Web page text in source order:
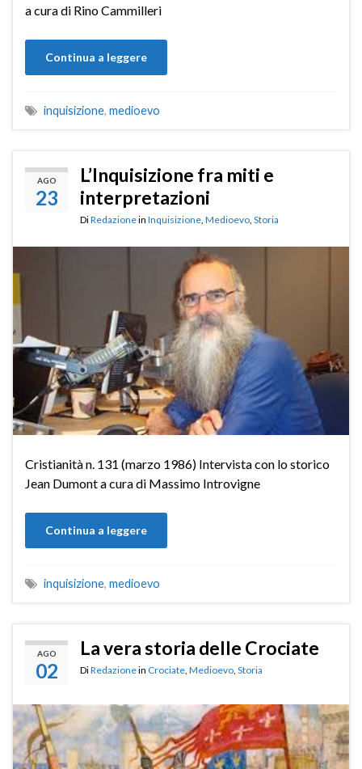
a cura di Rino Cammilleri
Continua a leggere
inquisizione, medioevo
AGO
23
L’Inquisizione fra miti e
interpretazioni
DiRedazionein Inquisizione, Medioevo, Storia
Cristianità n. 131 (marzo 1986) Intervista con lo storico
Jean Dumont a cura di Massimo Introvigne
Continua a leggere
inquisizione, medioevo
AGO
02
La vera storia delle Crociate
DiRedazionein Crociate, Medioevo, Storia